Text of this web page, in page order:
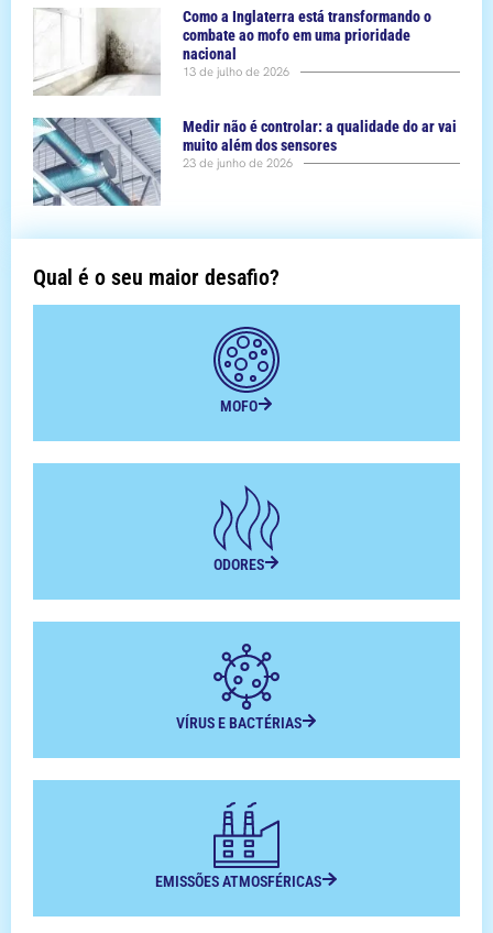
Como a Inglaterra está transformando o
combate ao mofo em uma prioridade
nacional
13 de julho de 2026
Medir não é controlar: a qualidade do ar vai
muito além dos sensores
23 de junho de 2026
Qual é o seu maior desafio?
MOFO
ODORES
VÍRUS E BACTÉRIAS
EMISSÕES ATMOSFÉRICAS